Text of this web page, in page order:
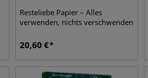
Resteliebe Papier – Alles
verwenden, nichts verschwenden
20,60 €